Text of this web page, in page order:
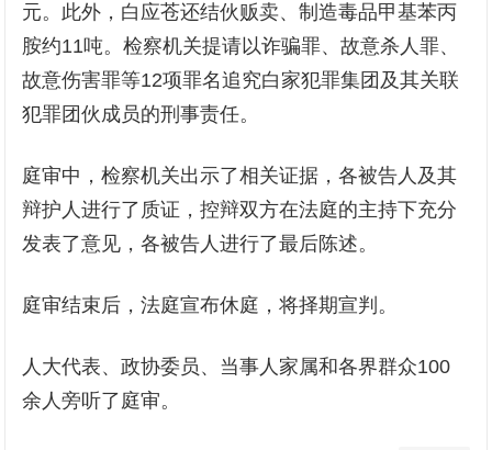
元。此外，白应苍还结伙贩卖、制造毒品甲基苯丙
胺约11吨。检察机关提请以诈骗罪、故意杀人罪、
故意伤害罪等12项罪名追究白家犯罪集团及其关联
犯罪团伙成员的刑事责任。
庭审中，检察机关出示了相关证据，各被告人及其
辩护人进行了质证，控辩双方在法庭的主持下充分
发表了意见，各被告人进行了最后陈述。
庭审结束后，法庭宣布休庭，将择期宣判。
人大代表、政协委员、当事人家属和各界群众100
余人旁听了庭审。